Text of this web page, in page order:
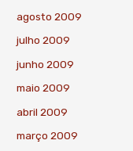
agosto 2009
julho 2009
junho 2009
maio 2009
abril 2009
março 2009